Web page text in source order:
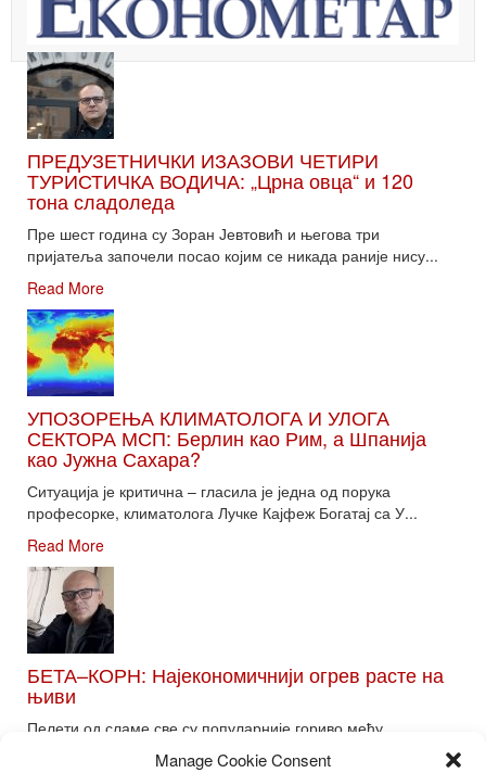
Manage Cookie Consent
ПРЕДУЗЕТНИЧКИ ИЗАЗОВИ ЧЕТИРИ
ТУРИСТИЧКА ВОДИЧА: „Црна овца“ и 120
тона сладоледа
Пре шест година су Зоран Јевтовић и његова три
пријатеља започели посао којим се никада раније нису...
Read More
УПОЗОРЕЊА КЛИМАТОЛОГА И УЛОГА
СЕКТОРА МСП: Берлин као Рим, а Шпанија
као Јужна Сахара?
Ситуација је критична – гласила је једна од порука
професорке, климатолога Лучке Кајфеж Богатај са У...
Read More
БЕТА–КОРН: Најекономичнији огрев расте на
њиви
Пелети од сламе све су популарније гориво међу
потрошачима. Главне препреке већoj производњи овог ог...